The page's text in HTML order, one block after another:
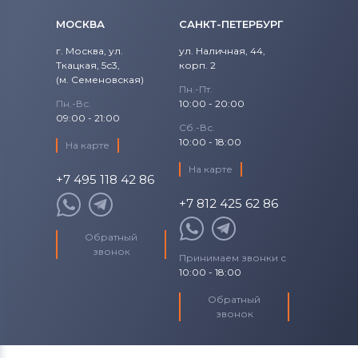
Toshiba
Аккумуляторы для ноутбуков
Аккумуляторы для ноутбуков
Аккумуляторы для ноутбуков
Alienware
Аккумуляторы для ноутбуковIrbis
МОСКВА
г. Москва, ул.
Ткацкая, 5с3,
(м. Семеновская)
Пн.-Вс.
09:00 - 21:00
На карте
+7 495 118 42 86
Обратный
звонок
САНКТ-ПЕТЕРБУРГ
ул. Наличная, 44,
корп. 2
Пн.-Пт.
10:00 - 20:00
Сб.-Вс.
10:00 - 18:00
На карте
+7 812 425 62 86
Принимаем звонки с
10:00 - 18:00
Обратный
звонок